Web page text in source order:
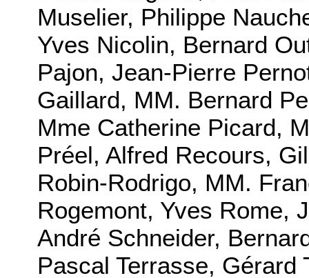
Muselier, Philippe
Yves Nicolin, Bernard
Pajon, Jean-Pierre
Gaillard, MM. Bernard
Mme Catherine Picard,
Préel, Alfred Recours,
Robin-Rodrigo, MM.
Rogemont, Yves Rome,
André Schneider,
Pascal Terrasse, Gérard